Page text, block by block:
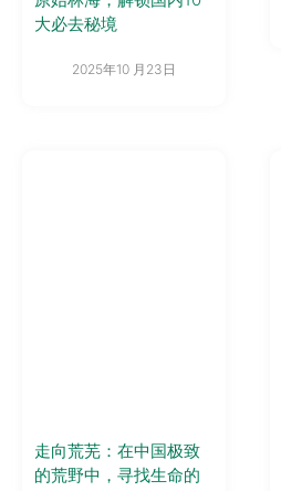
大必去秘境
2025年10 月23日
走向荒芜：在中国极致
的荒野中，寻找生命的